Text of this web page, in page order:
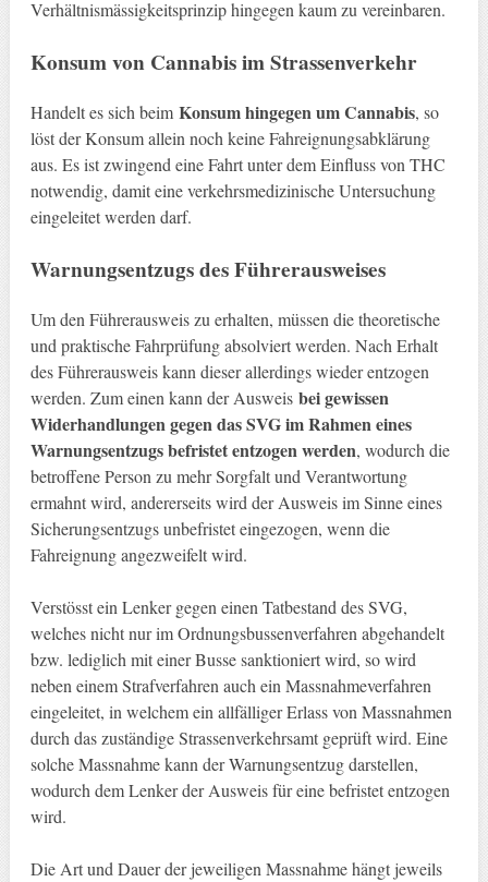
Verhältnismässigkeitsprinzip hingegen kaum zu vereinbaren.
Konsum von Cannabisim Strassenverkehr
Handelt es sich beim Konsum hingegen um Cannabis, so
löst der Konsum allein noch keine Fahreignungsabklärung
aus. Es ist zwingend eine Fahrt unter dem Einfluss von THC
notwendig, damit eine verkehrsmedizinische Untersuchung
eingeleitet werden darf.
Warnungsentzugsdes Führerausweises
Um den Führerausweis zu erhalten, müssen die theoretische
und praktische Fahrprüfung absolviert werden. Nach Erhalt
des Führerausweis kann dieser allerdings wieder entzogen
werden. Zum einen kann der Ausweis bei gewissen
Widerhandlungen gegen das SVG im Rahmen eines
Warnungsentzugs befristet entzogen werden, wodurch die
betroffene Person zu mehr Sorgfalt und Verantwortung
ermahnt wird, andererseits wird der Ausweis im Sinne eines
Sicherungsentzugs unbefristet eingezogen, wenn die
Fahreignung angezweifelt wird.
Verstösst ein Lenker gegen einen Tatbestand des SVG,
welches nicht nur im Ordnungsbussenverfahren abgehandelt
bzw. lediglich mit einer Busse sanktioniert wird, so wird
neben einem Strafverfahren auch ein Massnahmeverfahren
eingeleitet, in welchem ein allfälliger Erlass von Massnahmen
durch das zuständige Strassenverkehrsamt geprüft wird. Eine
solche Massnahme kann der Warnungsentzug darstellen,
wodurch dem Lenker der Ausweis für eine befristet entzogen
wird.
Die Art und Dauer der jeweiligen Massnahme hängt jeweils